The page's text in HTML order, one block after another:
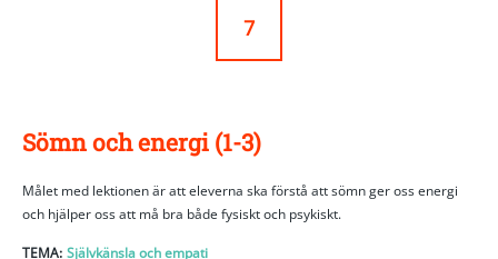
7
Sömn och energi (1-3)
Målet med lektionen är att eleverna ska förstå att sömn ger oss energi
och hjälper oss att må bra både fysiskt och psykiskt.
TEMA: Självkänsla och empati